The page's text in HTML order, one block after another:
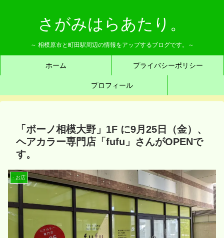
さがみはらあたり。
～ 相模原市と町田駅周辺の情報をアップするブログです。～
ホーム プライバシーポリシー
プロフィール
「ボーノ相模大野」1F に9月25日（金）、
ヘアカラー専門店「fufu」さんがOPENで
す。
- お店